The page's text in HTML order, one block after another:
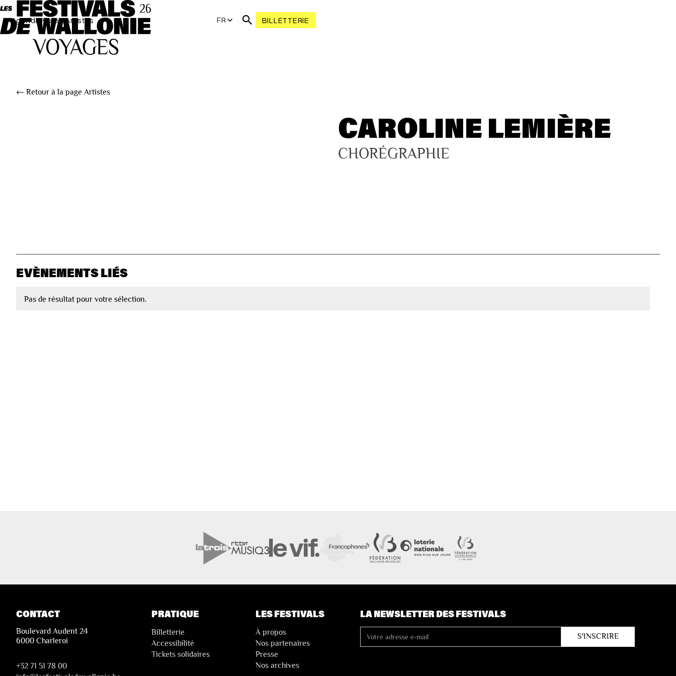
AgendaProjetsArtistes FR BILLETTERIE
← Retour à la page Artistes
CAROLINE LEMIÈRE
CHORÉGRAPHIE
EVÈNEMENTS LIÉS
Pas de résultat pour votre sélection.
CONTACT
Boulevard Audent 24
6000 Charleroi
+32 71 51 78 00
PRATIQUE
Billetterie
Accessibilité
Tickets solidaires
LES FESTIVALS
À propos
Nos partenaires
Presse
Nos archives
LA NEWSLETTER DES FESTIVALS